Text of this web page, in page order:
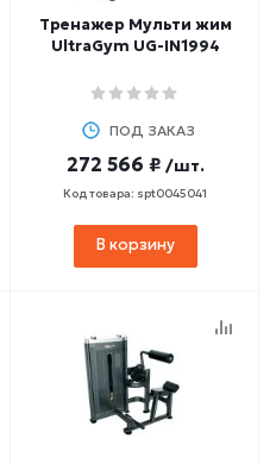
Тренажер Мульти жим
UltraGym UG-IN1994
ПОД ЗАКАЗ
272 566 ₽ /шт.
Код товара: spt0045041
В корзину